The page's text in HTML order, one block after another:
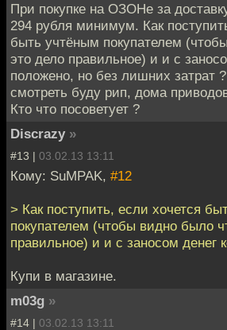
При покупке на ОЗОНе за
294 рубля минимум. Как
быть учтёным покупателем
это дело правильное) и и с
положено, но без лишних затрат
смотреть буду рип, дома
Кто что посоветует ?
Discrazy »
#13 | 03.02.13 13:11
Кому: SuMPAK, #12
> Как поступить, если хочется
покупателем (чтобы видно было
правильное) и и с заносом денег
Купи в магазине.
m03g »
#14 | 03.02.13 13:11